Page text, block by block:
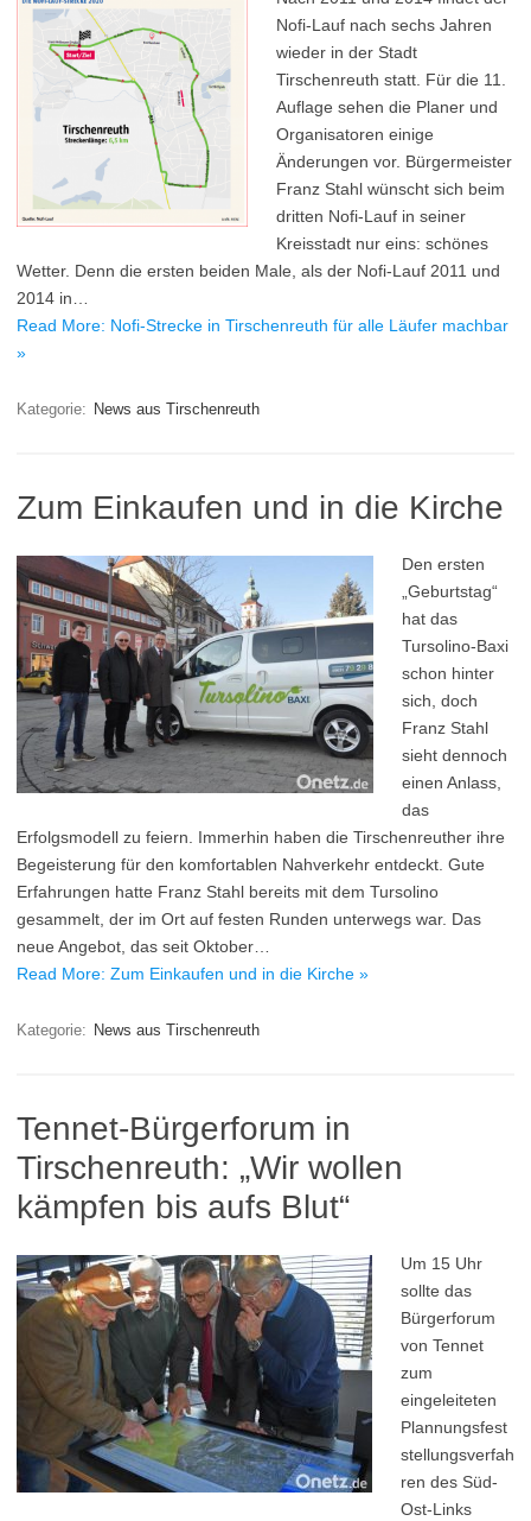
Nofi-Lauf nach sechs Jahren
wieder in der Stadt
Tirschenreuth statt. Für die 11.
Auflage sehen die Planer und
Organisatoren einige
Änderungen vor. Bürgermeister
Franz Stahl wünscht sich beim
dritten Nofi-Lauf in seiner
Kreisstadt nur eins: schönes
Wetter. Denn die ersten beiden Male, als der Nofi-Lauf 2011 und
2014 in…
Read More: Nofi-Strecke in Tirschenreuth für alle Läufer machbar
»
Kategorie: News aus Tirschenreuth
Zum Einkaufen und in die Kirche
Den ersten
„Geburtstag“
hat das
Tursolino-Baxi
schon hinter
sich, doch
Franz Stahl
sieht dennoch
einen Anlass,
das
Erfolgsmodell zu feiern. Immerhin haben die Tirschenreuther ihre
Begeisterung für den komfortablen Nahverkehr entdeckt. Gute
Erfahrungen hatte Franz Stahl bereits mit dem Tursolino
gesammelt, der im Ort auf festen Runden unterwegs war. Das
neue Angebot, das seit Oktober…
Read More: Zum Einkaufen und in die Kirche »
Kategorie: News aus Tirschenreuth
Tennet-Bürgerforum in
Tirschenreuth: „Wir wollen
kämpfen bis aufs Blut“
Um 15 Uhr
sollte das
Bürgerforum
von Tennet
zum
eingeleiteten
Plannungsfest
stellungsverfah
ren des Süd-
Ost-Links